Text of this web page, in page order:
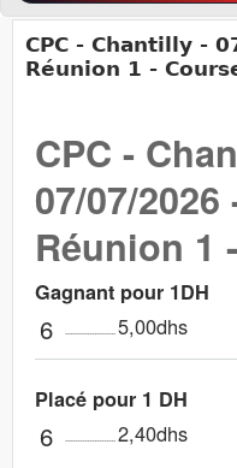
CPC - Chantilly -
Réunion 1 -
CPC -
07/07/2026
Réunion 1
Gagnant pour 1DH
6 5,00dhs
Placé pour 1 DH
6 2,40dhs